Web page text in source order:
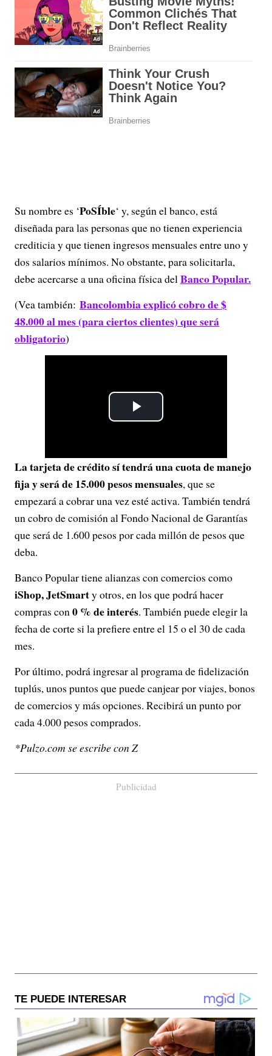
Su nombre es ‘PoSÍble‘ y, según el banco, está
diseñada para las personas que no tienen experiencia
crediticia y que tienen ingresos mensuales entre uno y
dos salarios mínimos. No obstante, para solicitarla,
debe acercarse a una oficina física delBanco Popular.
(Vea también: Bancolombia explicó cobro de $
48.000 al mes (para ciertos clientes) que será
obligatorio)
P
a
y
V
d
e
o
La tarjeta de crédito sí tendrá una cuota de manejo
fija y será de 15.000 pesos mensuales, que se
empezará a cobrar una vez esté activa. También tendrá
un cobro de comisión al Fondo Nacional de Garantías
que será de 1.600 pesos por cada millón de pesos que
deba.
Banco Popular tiene alianzas con comercios como
iShop, JetSmarty otros, en los que podrá hacer
compras con0 % de interés. También puede elegir la
fecha de corte si la prefiere entre el 15 o el 30 de cada
mes.
Por último, podrá ingresar al programa de fidelización
tuplús, unos puntos que puede canjear por viajes, bonos
de comercios y más opciones. Recibirá un punto por
cada 4.000 pesos comprados.
*Pulzo.com se escribe con Z
Publicidad